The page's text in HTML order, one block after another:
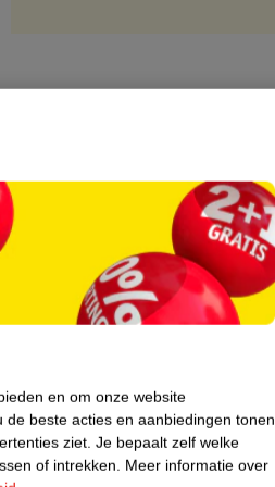
en om onze website
de beste acties en aanbiedingen tonen
ziet. Je bepaalt zelf welke
of intrekken. Meer informatie over